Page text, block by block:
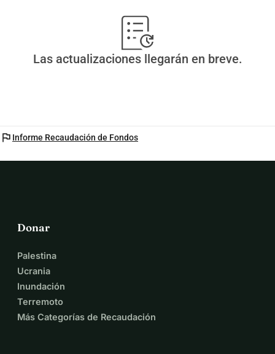
Las actualizaciones llegarán en breve.
flag Informe Recaudación de Fondos
Donar
Palestina
Ucrania
Inundación
Terremoto
Más Categorías de Recaudación